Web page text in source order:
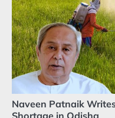
Naveen Patnaik
Shortage in Odisha